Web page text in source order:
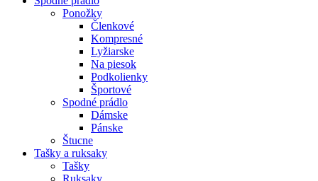
Ponožky
Členkové
Kompresné
Lyžiarske
Na piesok
Podkolienky
Športové
Spodné prádlo
Dámske
Pánske
Štucne
Tašky a ruksaky
Tašky
Ruksaky